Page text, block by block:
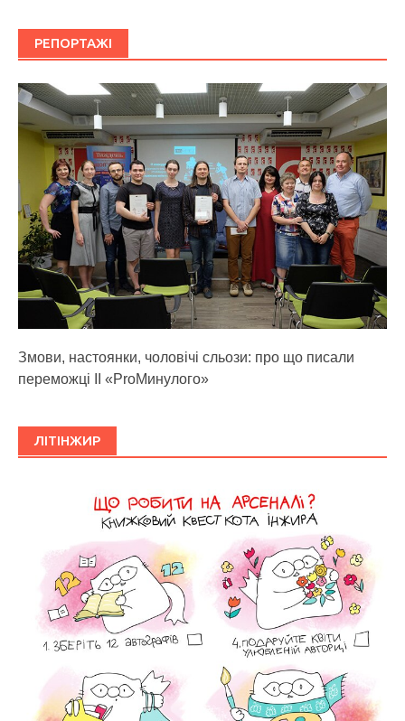
РЕПОРТАЖІ
Змови, настоянки, чоловічі сльози: про що писали
переможці ІІ «ProМинулого»
ЛІТІНЖИР